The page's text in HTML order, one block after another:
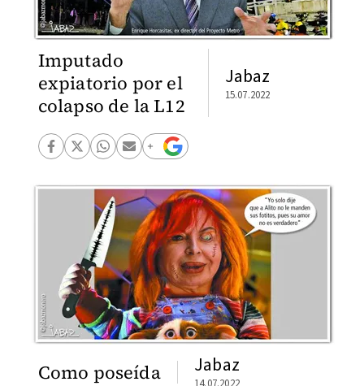
Imputado
expiatorio por el
colapso de la L12
Jabaz
15.07.2022
Como poseída Jabaz